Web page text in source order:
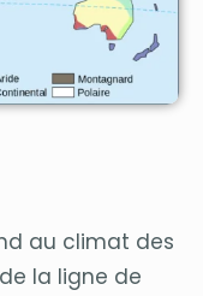
au climat des
la ligne de